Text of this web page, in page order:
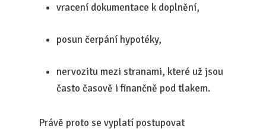
vracení dokumentace k doplnění,
posun čerpání hypotéky,
nervozitu mezi stranami, které už jsou
často časově i finančně pod tlakem.
Právě proto se vyplatí postupovat